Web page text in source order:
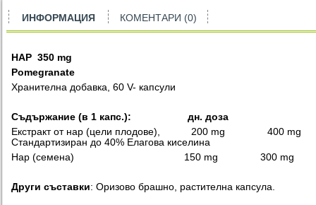
ИНФОРМАЦИЯ КОМЕНТАРИ (0)
НАР 350 mg
Pomegranate
Хранителна добавка, 60 V- капсули
Съдържание (в 1 капс.): дн. доза
Екстракт от нар (цели плодове), 200 mg 400 mg
Стандартизиран до 40% Елагова киселина
Нар (семена) 150 mg 300 mg
Други съставки: Оризово брашно, растителна капсула.